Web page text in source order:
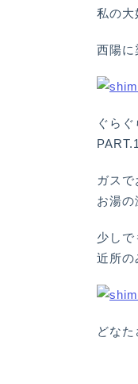
私の大
西陽
ぐら
ガス
お湯
少しで
近所の
どな